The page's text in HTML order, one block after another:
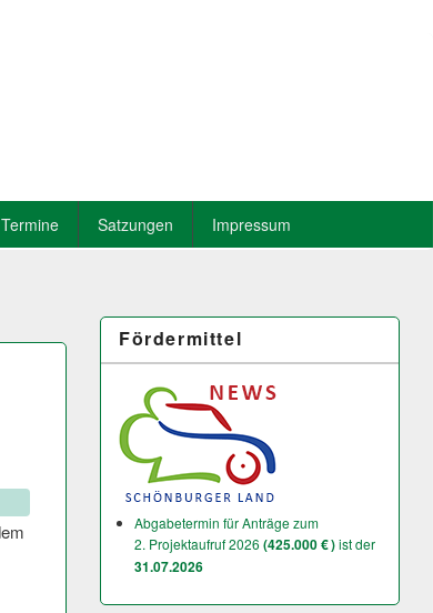
Termine Satzungen Impressum
Fördermittel
Abgabetermin für Anträge zum
2. Projektaufruf 2026 (425.000 € )ist der
31.07.2026